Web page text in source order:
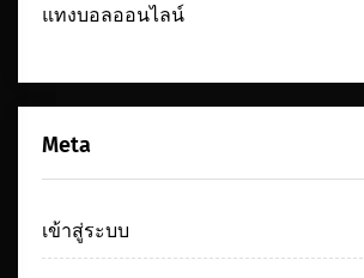
แทงบอลออนไลน์
Meta
เข้าสู่ระบบ